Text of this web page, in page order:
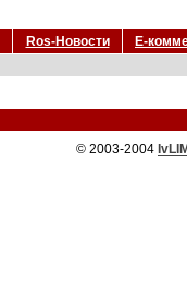
Ros-Новости
Е-
© 2003-2004